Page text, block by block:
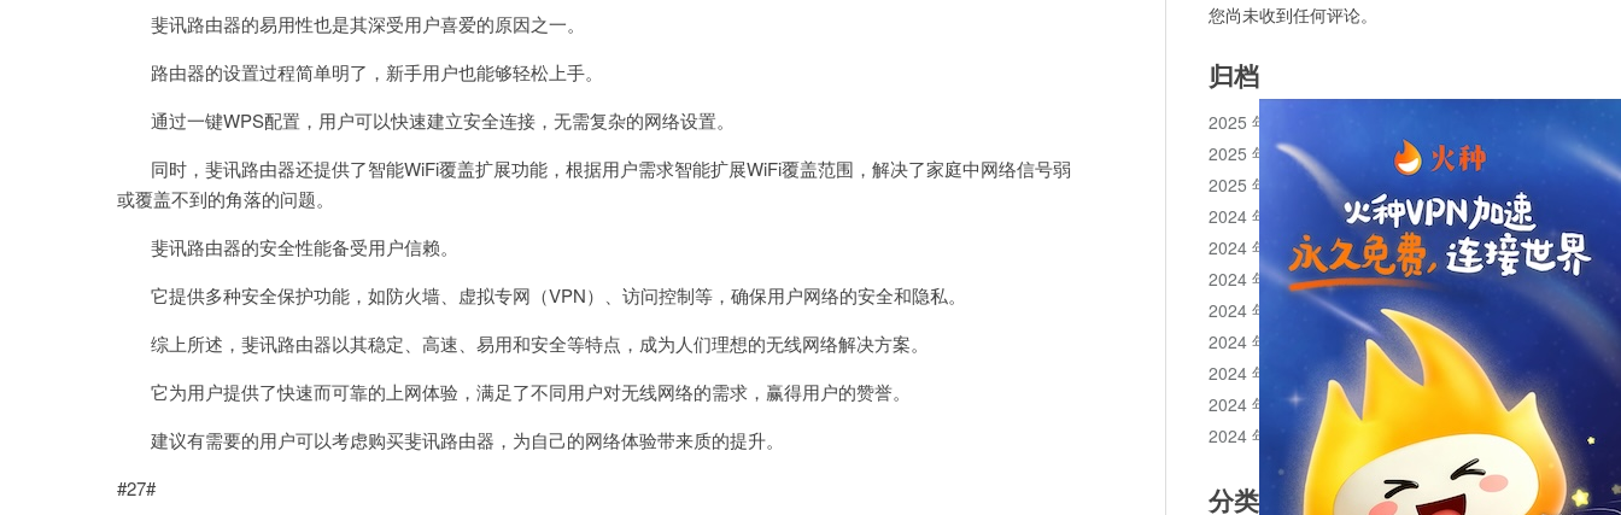
斐讯路由器的易用性也是其深受用户喜爱的原因之一。
路由器的设置过程简单明了，新手用户也能够轻松上手。
通过一键WPS配置，用户可以快速建立安全连接，无需复杂的网络设置。
同时，斐讯路由器还提供了智能WiFi覆盖扩展功能，根据用户需求智能扩展WiFi覆盖范围，解决了家庭中网络信号弱
或覆盖不到的角落的问题。
斐讯路由器的安全性能备受用户信赖。
它提供多种安全保护功能，如防火墙、虚拟专网（VPN）、访问控制等，确保用户网络的安全和隐私。
综上所述，斐讯路由器以其稳定、高速、易用和安全等特点，成为人们理想的无线网络解决方案。
它为用户提供了快速而可靠的上网体验，满足了不同用户对无线网络的需求，赢得用户的赞誉。
建议有需要的用户可以考虑购买斐讯路由器，为自己的网络体验带来质的提升。
#27#
您尚未收到任何评论。
归档
2025 年 11 月
2025 年 10 月
2025 年 1 月
2024 年 12 月
2024 年 11 月
2024 年 10 月
2024 年 9 月
2024 年 8 月
2024 年 7 月
2024 年 6 月
2024 年 5 月
分类目录